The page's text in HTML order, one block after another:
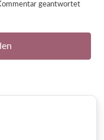
geantwortet